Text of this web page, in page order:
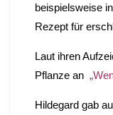
beispielsweise
Rezept für
Laut ihren
Pflanze an „
Hildegard gab